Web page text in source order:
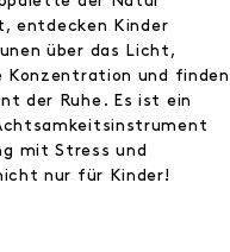
entdecken Kinder
über das Licht,
Konzentration und finden
der Ruhe. Es ist ein
mit Stress und
nur für Kinder!